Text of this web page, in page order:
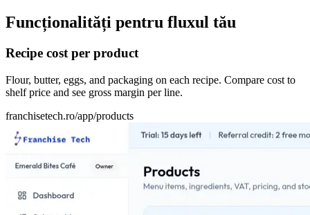
Funcționalități pentru fluxul tău
Recipe cost per product
Flour, butter, eggs, and packaging on each recipe. Compare cost to
shelf price and see gross margin per line.
franchisetech.ro/app/products